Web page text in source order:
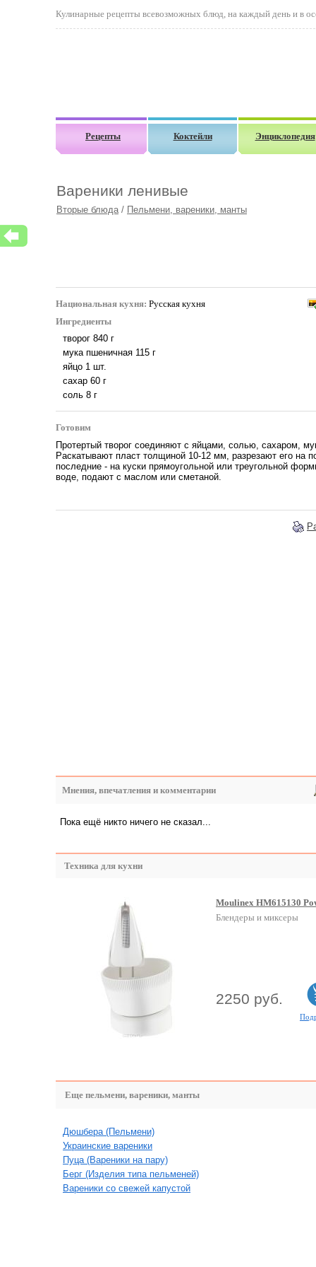
Кулинарные рецепты всевозможных блюд, на каждый день и в
Рецепты Коктейли Энциклопедия
Вареники ленивые
Вторые блюда/ Пельмени, вареники, манты
Национальная кухня: Русская кухня
Ингредиенты
творог 840 г
мука пшеничная 115 г
яйцо 1 шт.
сахар 60 г
соль 8 г
Готовим
Протертый творог соединяют с яйцами, солью, сахаром,
Раскатывают пласт толщиной 10-12 мм, разрезают его на
последние - на куски прямоугольной или треугольной
воде, подают с маслом или сметаной.
Мнения, впечатления и комментарии
Пока ещё никто ничего не сказал...
Техника для кухни
Moulinex HM615130
Блендеры и миксеры
2250 руб.
Еще пельмени, вареники, манты
Дюшбера (Пельмени)
Украинские вареники
Пуца (Вареники на пару)
Берг (Изделия типа пельменей)
Вареники со свежей капустой